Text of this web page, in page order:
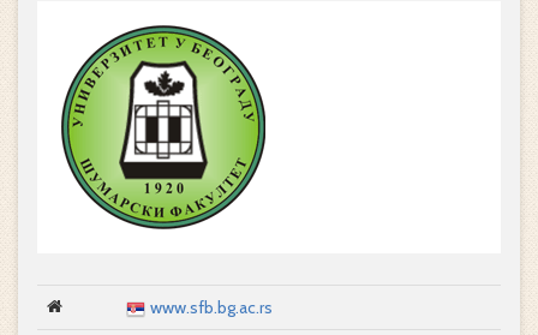
www.sfb.bg.ac.rs